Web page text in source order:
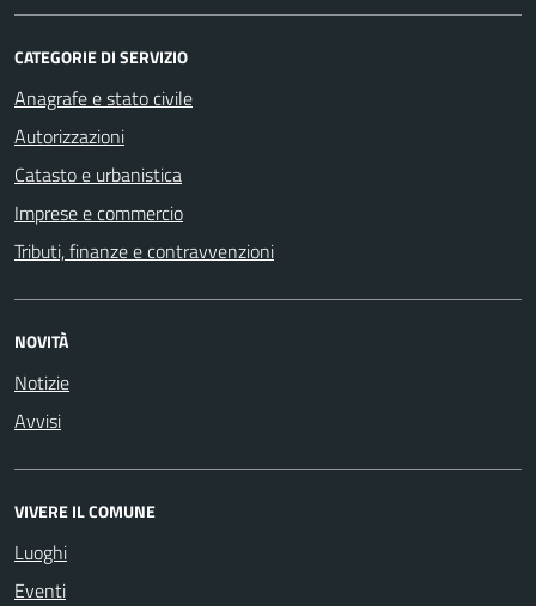
CATEGORIE DI SERVIZIO
Anagrafe e stato civile
Autorizzazioni
Catasto e urbanistica
Imprese e commercio
Tributi, finanze e contravvenzioni
NOVITÀ
Notizie
Avvisi
VIVERE IL COMUNE
Luoghi
Eventi